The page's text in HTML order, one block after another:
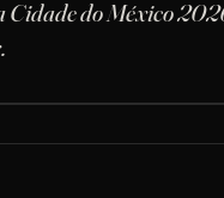
Cidade do México